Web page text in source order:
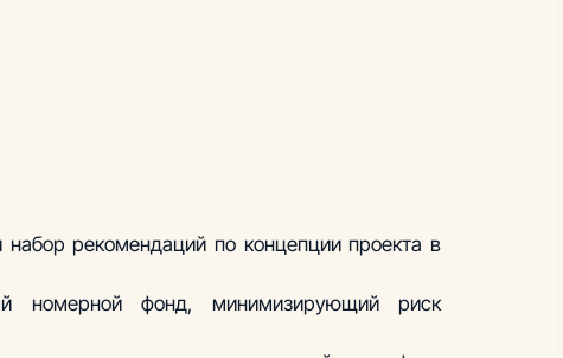
рекомендаций по концепции проекта в
номерной фонд, минимизирующий риск